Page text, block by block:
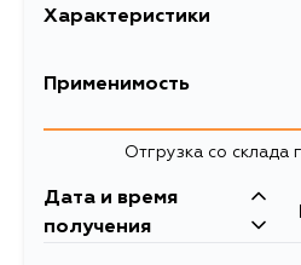
Характеристики
EAN-13
Длина упаковки, мм
Масса, кг
Применимость
Отгрузка со склада
Дата и время
получения